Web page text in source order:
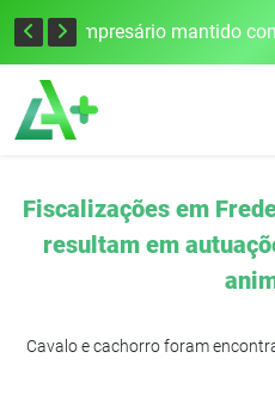
Edital para construção de ponte entre Itapiranga e Barra do Guarita deve ser lançado no segundo semestre
Fiscalizações em
resultam em
Cavalo e cachorro foram